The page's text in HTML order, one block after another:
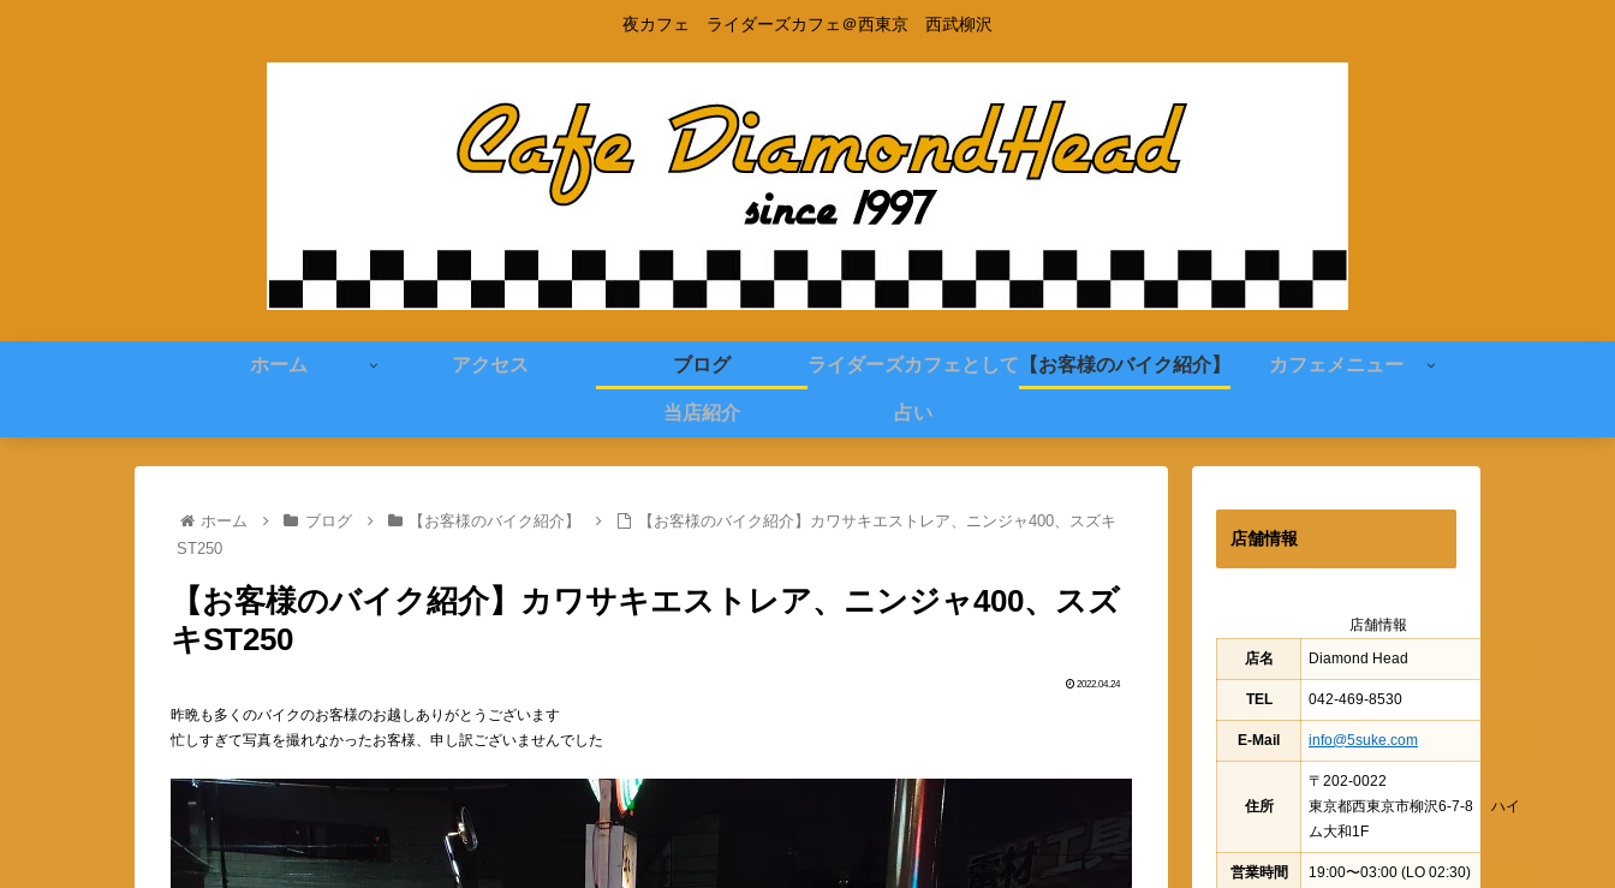
夜カフェ ライダーズカフェ＠西東京 西武柳沢
ホーム アクセス ブログ ライダーズカフェとして 【お客様のバイク紹介】 カフェメニュー
当店紹介 占い
ホーム ブログ 【お客様のバイク紹介】
【お客様のバイク紹介】カワサキエストレア、ニンジャ400、スズキ
ST250
【お客様のバイク紹介】カワサキエストレア、ニンジャ400、スズ
キST250
2022.04.24
昨晩も多くのバイクのお客様のお越しありがとうございます
忙しすぎて写真を撮れなかったお客様、申し訳ございませんでした
店舗情報
店舗情報
店名
Diamond Head
TEL 042-469-8530
E-Mail info@5suke.com
住所
〒202-0022
東京都西東京市柳沢6-7-8 ハイ
ム大和1F
営業時間 19:00〜03:00 (LO 02:30)